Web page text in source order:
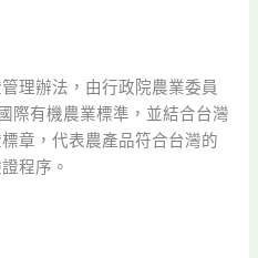
理辦法，由行政院農業委員
際有機農業標準，並結合台灣
章，代表農產品符合台灣的
程序。